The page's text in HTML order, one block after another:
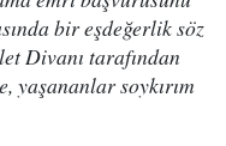
bir eşdeğerlik söz
Divanı tarafından
yaşananlar soykırım